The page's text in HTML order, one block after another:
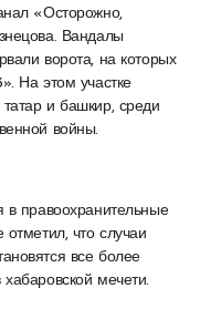
«Осторожно,
Вандалы
ворота, на которых
На этом участке
и башкир, среди
войны.
в правоохранительные
что случаи
все более
мечети.